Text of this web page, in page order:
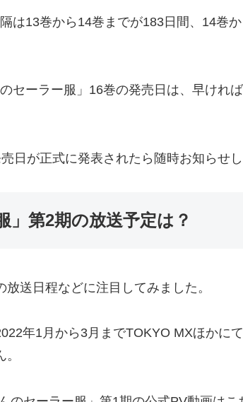
は13巻から14巻までが183日間、14巻
セーラー服」16巻の発売日は、早けれ
日が正式に発表されたら随時お知らせ
」第2期の放送予定は？
送日程などに注目してみました。
年1月から3月までTOKYO MXほかに